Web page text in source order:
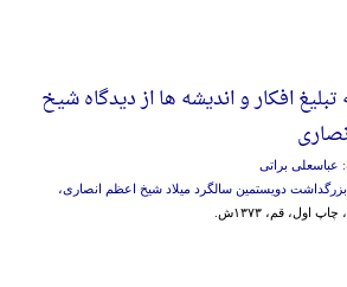
تبلیغ افکار و اندیشه ها از دیدگاه شیخ
عباسعلی براتی
دویستمین سالگرد میلاد شیخ اعظم انصاری،
، چاپ اول، قم، ۱۳۷۳ش.